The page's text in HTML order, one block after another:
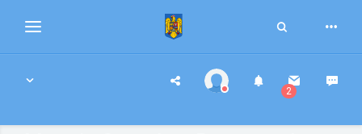
Toggle
navigation
Toggle
2